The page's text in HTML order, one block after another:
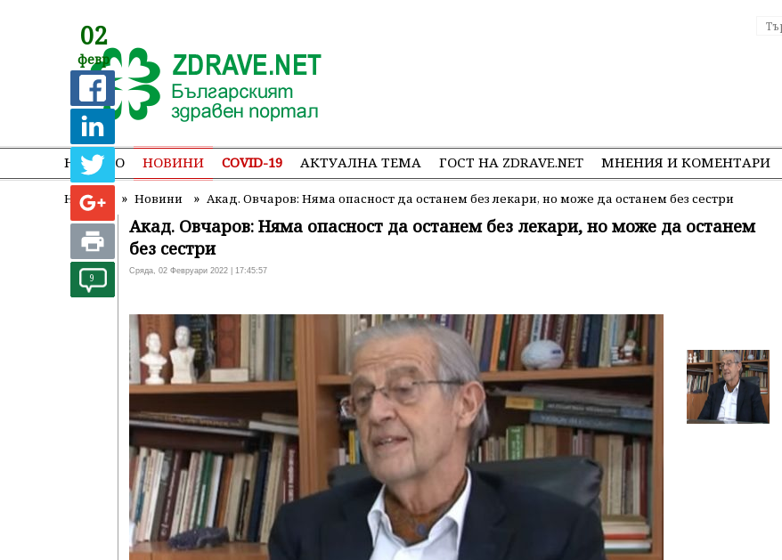
НАЧАЛО НОВИНИ COVID-19 АКТУАЛНА ТЕМА ГОСТ НА ZDRAVE.NET МНЕНИЯ И КОМЕНТАРИ
Начало » Новини » Акад. Овчаров: Няма опасност да останем без лекари, но може да останем без сестри
02
февр
9
Акад. Овчаров: Няма опасност да останем без лекари, но може да останем
без сестри
Сряда, 02 Февруари 2022 | 17:45:57